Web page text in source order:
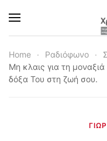
Skip to main
Home Ραδιόφωνο
Μη κλαις για τη μοναξιά
δόξα Του στη ζωή σου.